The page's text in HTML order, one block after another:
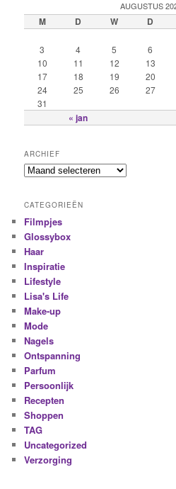
AUGUSTUS
M D W D
« jan
3
4 5 6
10
11 12 13
17
18 19 20
24
25 26 27
31
ARCHIEF
CATEGORIEËN
Filmpjes
Glossybox
Haar
Inspiratie
Lifestyle
Lisa's Life
Make-up
Mode
Nagels
Ontspanning
Parfum
Persoonlijk
Recepten
Shoppen
TAG
Uncategorized
Verzorging